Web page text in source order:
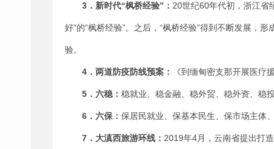
3 ． 新时代“枫桥经验” ： 20世纪60年代初，浙江省
好”的“枫桥经验”。之后，“枫桥经验”得到不断发展，
验。
4 ．两道防疫防线预案 ： 《到缅甸密支那开展医
5 ． 六稳 ： 稳就业、稳金融、稳外贸、稳外资、稳
6 ． 六保 ： 保居民就业、保基本民生、保市场主体
7 ．大滇西旅游环线 ： 2019年4月，云南省提出